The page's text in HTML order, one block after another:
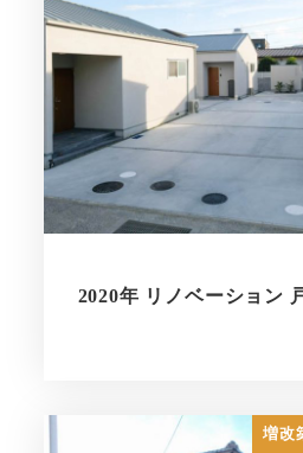
2020年 リノベーション
増改